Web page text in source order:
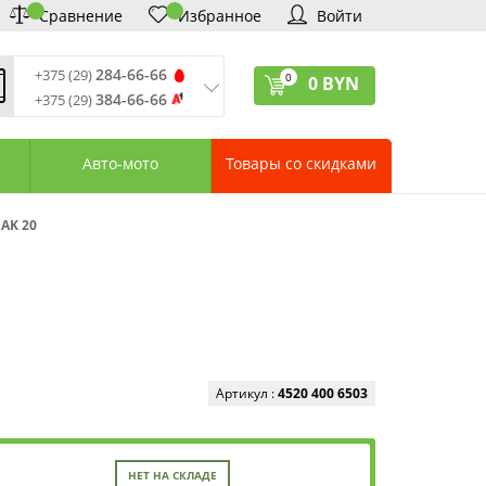
Сравнение Избранное Войти
+375 (29)284-66-66
+375 (29)384-66-66
10:00—18:00
(17) 388-66-33
0 0 BYN
Авто-мото Товары со скидками
20
Артикул :4520 400 6503
НЕТ НА СКЛАДЕ